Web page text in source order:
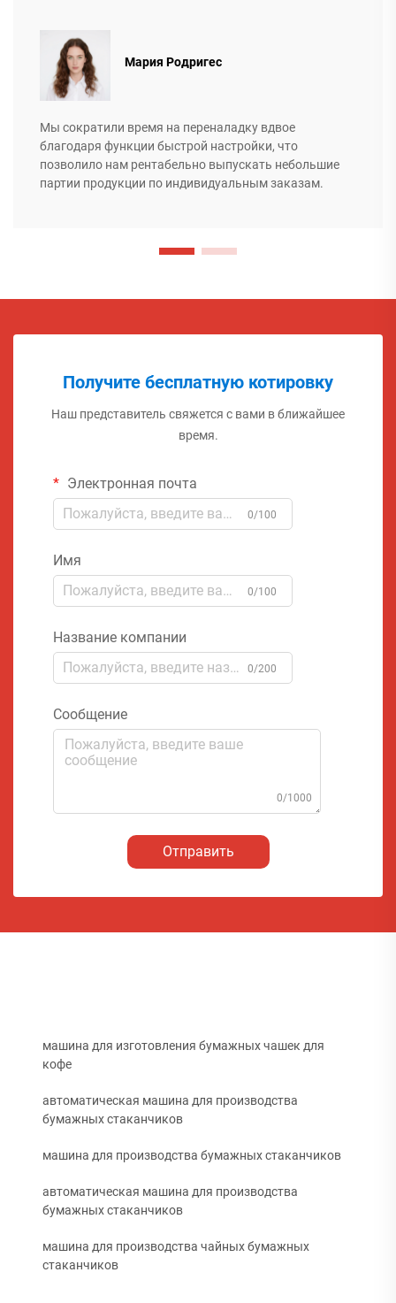
Мария Родригес
Мы сократили время на переналадку вдвое
благодаря функции быстрой настройки, что
позволило нам рентабельно выпускать небольшие
партии продукции по индивидуальным заказам.
Получите бесплатную котировку
Наш представитель свяжется с вами в ближайшее
время.
Электронная почта
0/100
Имя
0/100
Название компании
0/200
Сообщение
0/1000
Отправить
машина для изготовления бумажных чашек для
кофе
автоматическая машина для производства
бумажных стаканчиков
машина для производства бумажных стаканчиков
автоматическая машина для производства
бумажных стаканчиков
машина для производства чайных бумажных
стаканчиков